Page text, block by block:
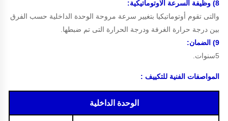
8) وظيفة السرعة الاوتوماتيكية:
والتى تقوم أوتوماتيكيا بتغيير سرعة مروحة الوحدة الداخلية حسب الفرق
بين درجة حرارة الغرفة ودرجة الحرارة التى تم ضبطها.
9) الضمان:
5سنوات.
المواصفات الفنية للتكييف :
الوحدة الداخلية